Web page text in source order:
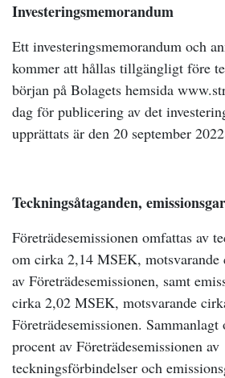
Investeringsmemorandum
Ett investeringsmemorandum och
kommer att hållas tillgängligt före
början på Bolagets hemsida
dag för publicering av det
upprättats är den 20 september
Teckningsåtaganden,
Företrädesemissionen omfattas av
om cirka 2,14 MSEK,
av Företrädesemissionen, samt
cirka 2,02 MSEK, motsvarande
Företrädesemissionen.
procent av Företrädesemissionen av
teckningsförbindelser och